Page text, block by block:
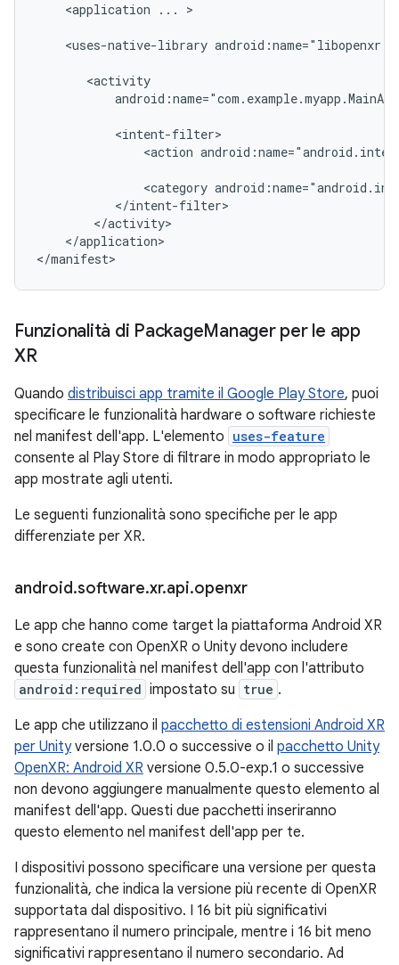
<application ... >
<uses-native-library
<action
<category
</application>
Funzionalità di PackageManager per le app
XR
Quando distribuisci app tramite il Google Play Store, puoi
specificare le funzionalità hardware o software richieste
nel manifest dell'app. L'elemento uses-feature
consente al Play Store di filtrare in modo appropriato le
app mostrate agli utenti.
Le seguenti funzionalità sono specifiche per le app
differenziate per XR.
android.software.xr.api.openxr
Le app che hanno come target la piattaforma Android XR
e sono create con OpenXR o Unity devono includere
questa funzionalità nel manifest dell'app con l'attributo
android:required impostato su true .
Le app che utilizzano il pacchetto di estensioni Android XR
per Unityversione 1.0.0 o successive o il pacchetto Unity
OpenXR: Android XR versione 0.5.0-exp.1 o successive
non devono aggiungere manualmente questo elemento al
manifest dell'app. Questi due pacchetti inseriranno
questo elemento nel manifest dell'app per te.
I dispositivi possono specificare una versione per questa
funzionalità, che indica la versione più recente di OpenXR
supportata dal dispositivo. I 16 bit più significativi
rappresentano il numero principale, mentre i 16 bit meno
significativi rappresentano il numero secondario. Ad